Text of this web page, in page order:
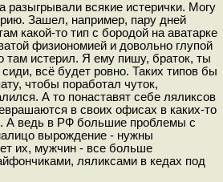
разыгрывали всякие истерички. Могу
Зашел, например, пару дней
какой-то тип с бородой на аватарке
физиономией и довольно глупой
там истерил. Я ему пишу, браток, ты
сиди, всё будет ровно. Таких типов бы
чтобы поработал чуток,
А то понаставят себе ляликсов
в своих офисах в каких-то
А ведь в РФ большие проблемы с
вырождение - нужны
их, мужчин - все больше
ляликсами в кедах под